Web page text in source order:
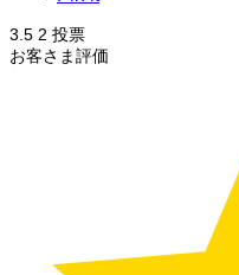
3.5 2 投票
お客さま評価